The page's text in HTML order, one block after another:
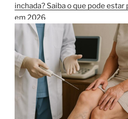
inchada? Saiba o que pode estar
em 2026